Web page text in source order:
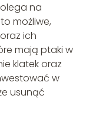
na
możliwe,
ich
mają ptaki w
klatek oraz
w
usunąć